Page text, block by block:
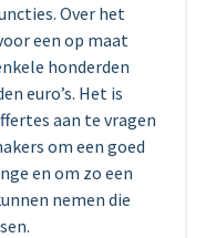
Over het
een op maat
honderden
euro’s. Het is
aan te vragen
om een goed
en om zo een
nemen die